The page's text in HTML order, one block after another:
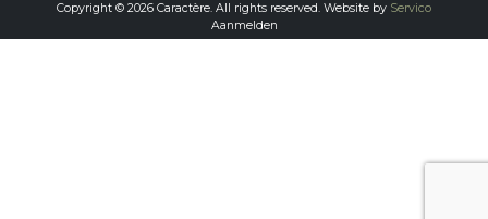
Copyright © 2026 Caractère. All rights reserved. Website by Servico
Aanmelden